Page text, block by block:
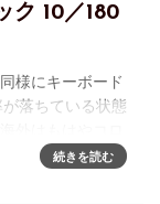
ク 10／180
様にキーボード
落ちている状態
はなりました、
続きを読む